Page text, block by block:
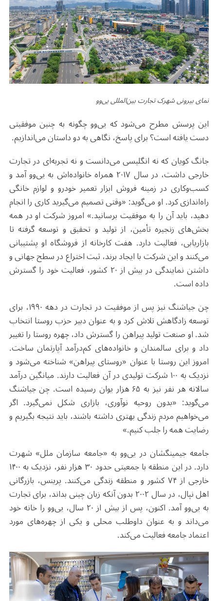
نمای بیرونی شهرک تجارت بین‌المللی یی‌وو
این پرسش مطرح می‌شود که یی‌وو چگونه به چنین موفقیتی
دست یافته است؟ برای پاسخ، نگاهی به دو داستان می‌اندازیم.
جانگ کویان که نه انگلیسی می‌دانست و نه تجربه‌ای در تجارت
خارجی داشت، در سال ۲۰۱۷ همراه خانواده‌اش به یی‌وو آمد و
کسب‌وکاری در زمینه فروش ابزار تعمیر خودرو و لوازم خانگی
راه‌اندازی کرد. او می‌گوید: «وقتی تصمیم می‌گیرید کاری را انجام
دهید، باید آن را به موفقیت برسانید.» امروز شرکت او در همه
بخش‌های زنجیره تأمین، از تولید و تحقیق و توسعه گرفته تا
بازاریابی، فعالیت دارد. هفت کارخانه از فروشگاه او پشتیبانی
می‌کنند و این شرکت با ایجاد برند، ثبت اختراع در سطح جهانی و
داشتن نمایندگی در بیش از ۲۰ کشور، فعالیت خود را گسترش
داده است.
چن جیاشنگ نیز پس از موفقیت در تجارت در دهه ۱۹۹۰، برای
توسعه زادگاهش تلاش کرد و به عنوان دبیر حزب روستا انتخاب
شد. او صنعت تولید پیراهن را گسترش داد، چهره روستا را تغییر
داد و برای سالمندان و خانواده‌های کم‌درآمد آپارتمان ساخت.
امروز این روستا با عنوان «روستای پیراهن» شناخته می‌شود و
نزدیک به ۱۰۰ شرکت تولیدی در آن فعالیت دارند. میانگین درآمد
سالانه هر نفر نیز به ۶۵ هزار یوان رسیده است. چن جیاشنگ
می‌گوید: «بدون روحیه نوآوری، بازاری شکل نمی‌گیرد. اگر
می‌خواهیم مردم زندگی بهتری داشته باشند، باید نتیجه بگیریم و
رضایت همه را جلب کنیم.
»
جامعه جیمینگشان در یی‌وو به «جامعه سازمان ملل» شهرت
دارد. در این منطقه با جمعیتی حدود ۳۰ هزار نفر، نزدیک به ۱۴۰۰
خارجی از ۷۴ کشور و منطقه زندگی می‌کنند. پرینس، بازرگانی
اهل نپال، در سال ۲۰۰۲ بدون آنکه زبان چینی بداند، برای تجارت
به یی‌وو آمد. اکنون، پس از بیش از ۲۰ سال، یی‌وو را خانه خود
می‌داند و به عنوان داوطلب محلی و یکی از چهره‌های مورد
اعتماد جامعه فعالیت می‌کند.